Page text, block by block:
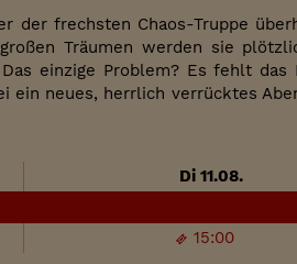
der frechsten Chaos-Truppe
Träumen werden sie
einzige Problem? Es fehlt das
ein neues, herrlich verrücktes
Di 11.08.
15:00